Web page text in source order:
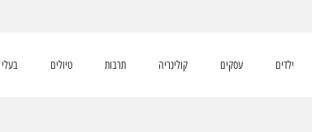
ילדים עסקים קולינריה תרבות טיולים